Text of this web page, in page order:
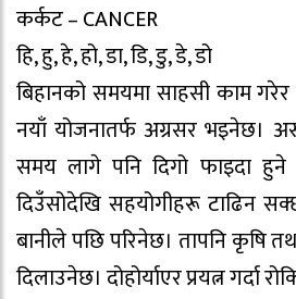
कर्कट – CANCER
हि, हु, हे, हो, डा, डि, डु, डे, डो
बिहानको समयमा साहसी काम
नयाँ योजनातर्फ अग्रसर भइनेछ।
समय लागे पनि दिगो फाइदा हुने
दिउँसोदेखि सहयोगीहरू टाढिन
बानीले पछि परिनेछ। तापनि कृषि
दिलाउनेछ। दोहोर्याएर प्रयत्न गर्दा